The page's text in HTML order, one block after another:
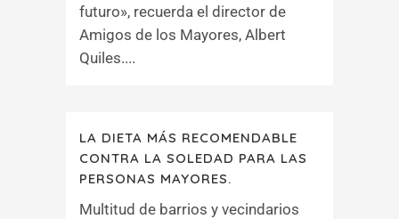
futuro», recuerda el director de
Amigos de los Mayores, Albert
Quiles....
LA DIETA MÁS RECOMENDABLE
CONTRA LA SOLEDAD PARA LAS
PERSONAS MAYORES.
Multitud de barrios y vecindarios